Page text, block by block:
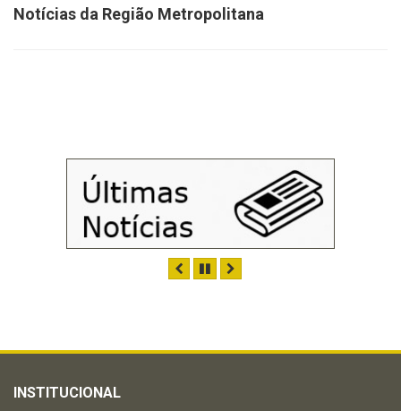
Notícias da Região Metropolitana
ANTERIOR
PAUSAR
INSTITUCIONAL